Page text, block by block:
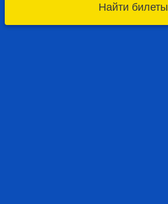
Найти билеты